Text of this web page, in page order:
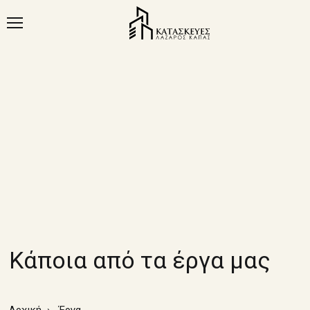
Κάποια από τα έργα μας